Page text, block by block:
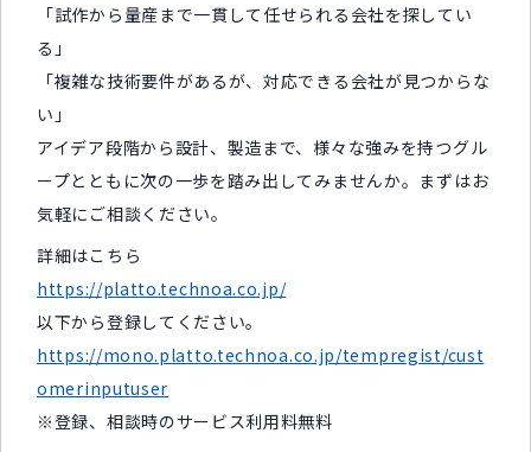
「試作から量産まで一貫して任せられる会社を探してい
る」
「複雑な技術要件があるが、対応できる会社が見つからな
い」
アイデア段階から設計、製造まで、様々な強みを持つグル
ープとともに次の一歩を踏み出してみませんか。まずはお
気軽にご相談ください。
詳細はこちら
https://platto.technoa.co.jp/
以下から登録してください。
https://mono.platto.technoa.co.jp/tempregist/cust
omerinputuser
※登録、相談時のサービス利用料無料